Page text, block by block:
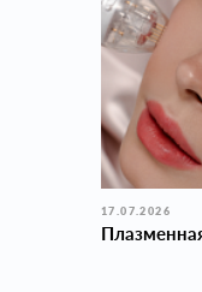
17.07.2026